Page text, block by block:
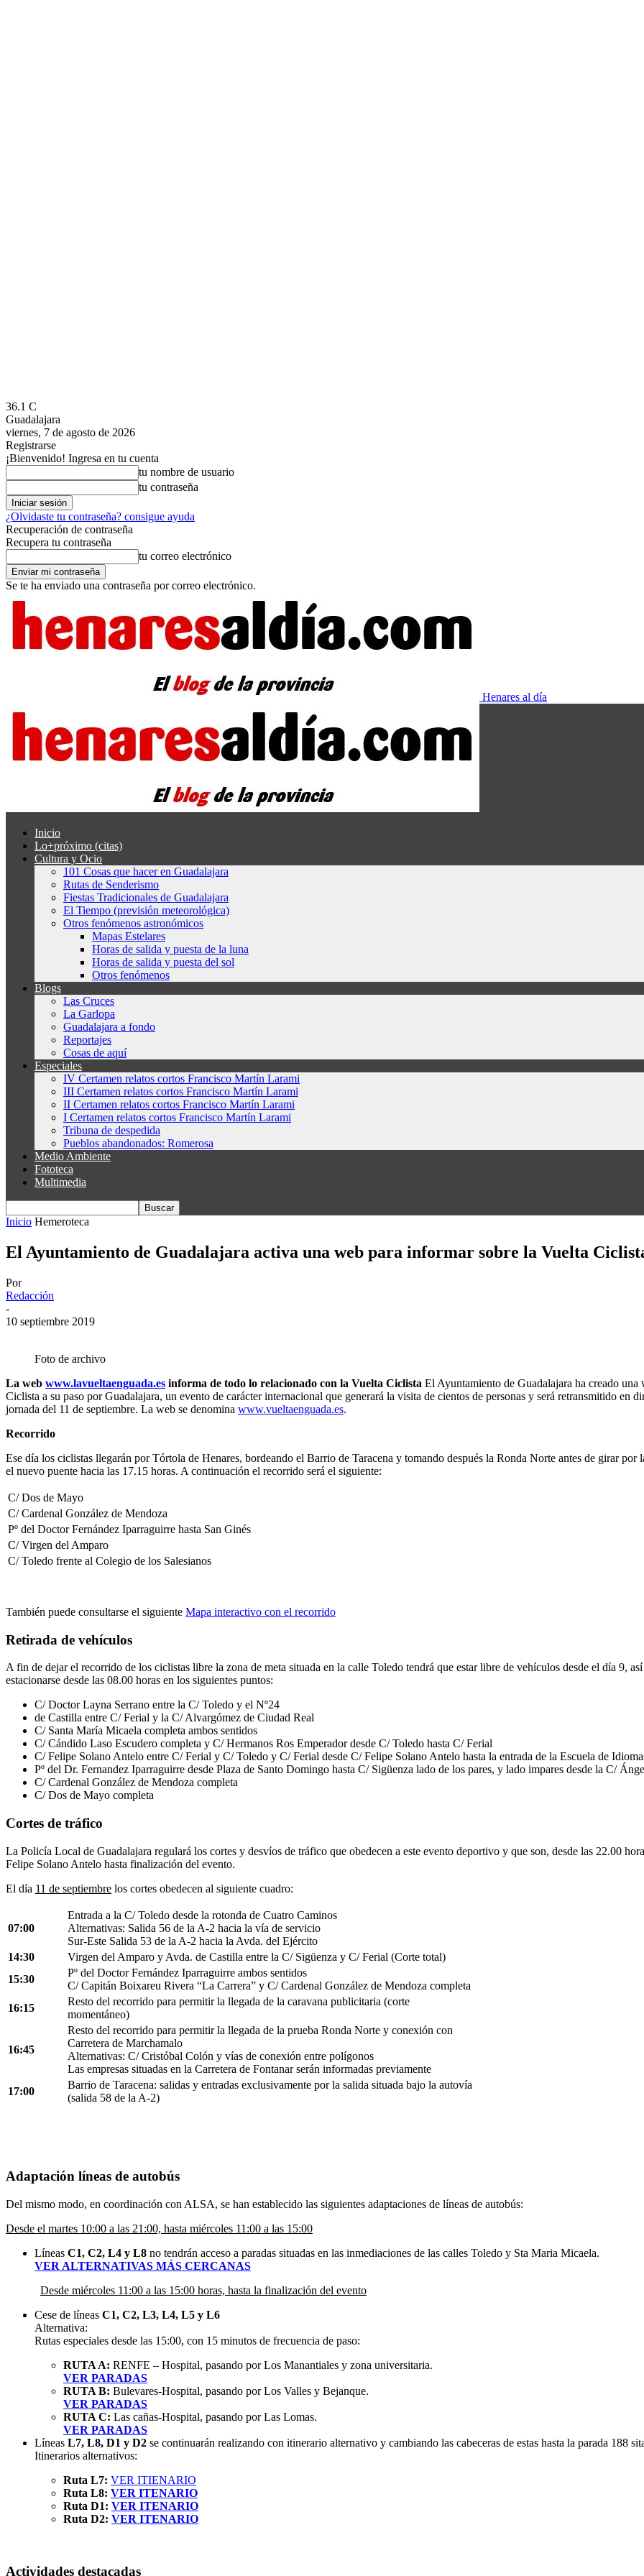
36.1 C
Guadalajara
viernes, 7 de agosto de 2026
Registrarse
¡Bienvenido! Ingresa en tu cuenta
tu nombre de usuario
tu contraseña
¿Olvidaste tu contraseña? consigue ayuda
Recuperación de contraseña
Recupera tu contraseña
tu correo electrónico
Se te ha enviado una contraseña por correo electrónico.
Henares al día
Inicio
Lo+próximo (citas)
Cultura y Ocio
101 Cosas que hacer en Guadalajara
Rutas de Senderismo
Fiestas Tradicionales de Guadalajara
El Tiempo (previsión meteorológica)
Otros fenómenos astronómicos
Mapas Estelares
Horas de salida y puesta de la luna
Horas de salida y puesta del sol
Otros fenómenos
Blogs
Las Cruces
La Garlopa
Guadalajara a fondo
Reportajes
Cosas de aquí
Especiales
IV Certamen relatos cortos Francisco Martín Larami
III Certamen relatos cortos Francisco Martín Larami
II Certamen relatos cortos Francisco Martín Larami
I Certamen relatos cortos Francisco Martín Larami
Tribuna de despedida
Pueblos abandonados: Romerosa
Medio Ambiente
Fototeca
Multimedia
Inicio Hemeroteca
El Ayuntamiento de Guadalajara activa una web para informar sobre la Vuelta
Por
Redacción
-
10 septiembre 2019
Foto de archivo
La web www.lavueltaenguada.es informa de todo lo relacionado con la Vuelta Ciclista El Ayuntamiento de Guadalajara ha creado
Ciclista a su paso por Guadalajara, un evento de carácter internacional que generará la visita de cientos de personas y será retransmitido en
jornada del 11 de septiembre. La web se denomina www.vueltaenguada.es.
Recorrido
Ese día los ciclistas llegarán por Tórtola de Henares, bordeando el Barrio de Taracena y tomando después la Ronda Norte antes de girar por
el nuevo puente hacia las 17.15 horas. A continuación el recorrido será el siguiente:
C/ Dos de Mayo
C/ Cardenal González de Mendoza
Pº del Doctor Fernández Iparraguirre hasta San Ginés
C/ Virgen del Amparo
C/ Toledo frente al Colegio de los Salesianos
También puede consultarse el siguiente Mapa interactivo con el recorrido
Retirada de vehículos
A fin de dejar el recorrido de los ciclistas libre la zona de meta situada en la calle Toledo tendrá que estar libre de vehículos desde el día 9,
estacionarse desde las 08.00 horas en los siguientes puntos:
C/ Doctor Layna Serrano entre la C/ Toledo y el Nº24
de Castilla entre C/ Ferial y la C/ Alvargómez de Ciudad Real
C/ Santa María Micaela completa ambos sentidos
C/ Cándido Laso Escudero completa y C/ Hermanos Ros Emperador desde C/ Toledo hasta C/ Ferial
C/ Felipe Solano Antelo entre C/ Ferial y C/ Toledo y C/ Ferial desde C/ Felipe Solano Antelo hasta la entrada de la Escuela de
Pº del Dr. Fernandez Iparraguirre desde Plaza de Santo Domingo hasta C/ Sigüenza lado de los pares, y lado impares desde la C/
C/ Cardenal González de Mendoza completa
C/ Dos de Mayo completa
Cortes de tráfico
La Policía Local de Guadalajara regulará los cortes y desvíos de tráfico que obedecen a este evento deportivo y que son, desde las 22.00
Felipe Solano Antelo hasta finalización del evento.
El día 11 de septiembre los cortes obedecen al siguiente cuadro:
07:00
Entrada a la C/ Toledo desde la rotonda de Cuatro Caminos
Alternativas: Salida 56 de la A-2 hacia la vía de servicio
Sur-Este Salida 53 de la A-2 hacia la Avda. del Ejército
14:30
Virgen del Amparo y Avda. de Castilla entre la C/ Sigüenza y C/ Ferial (Corte total)
15:30
Pº del Doctor Fernández Iparraguirre ambos sentidos
C/ Capitán Boixareu Rivera “La Carrera” y C/ Cardenal González de Mendoza completa
16:15
Resto del recorrido para permitir la llegada de la caravana publicitaria (corte
momentáneo)
16:45
Resto del recorrido para permitir la llegada de la prueba Ronda Norte y conexión con
Carretera de Marchamalo
Alternativas: C/ Cristóbal Colón y vías de conexión entre polígonos
Las empresas situadas en la Carretera de Fontanar serán informadas previamente
17:00
Barrio de Taracena: salidas y entradas exclusivamente por la salida situada bajo la autovía
(salida 58 de la A-2)
Adaptación líneas de autobús
Del mismo modo, en coordinación con ALSA, se han establecido las siguientes adaptaciones de líneas de autobús:
Desde el martes 10:00 a las 21:00, hasta miércoles 11:00 a las 15:00
Líneas C1, C2, L4 y L8 no tendrán acceso a paradas situadas en las inmediaciones de las calles Toledo y Sta Maria Micaela.
VER ALTERNATIVAS MÁS CERCANAS
Desde miércoles 11:00 a las 15:00 horas, hasta la finalización del evento
Cese de líneas C1, C2, L3, L4, L5 y L6
Alternativa:
Rutas especiales desde las 15:00, con 15 minutos de frecuencia de paso:
RUTA A: RENFE – Hospital, pasando por Los Manantiales y zona universitaria.
VER PARADAS
RUTA B: Bulevares-Hospital, pasando por Los Valles y Bejanque.
VER PARADAS
RUTA C: Las cañas-Hospital, pasando por Las Lomas.
VER PARADAS
Líneas L7, L8, D1 y D2 se continuarán realizando con itinerario alternativo y cambiando las cabeceras de estas hasta la parada 188
Itinerarios alternativos:
Ruta L7: VER ITIENARIO
Ruta L8: VER ITENARIO
Ruta D1: VER ITENARIO
Ruta D2: VER ITENARIO
Actividades destacadas